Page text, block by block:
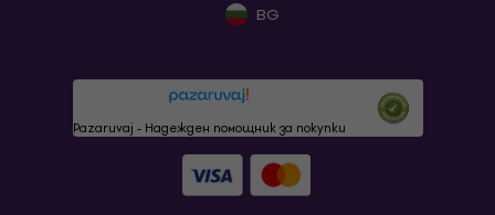
BG
Pazaruvaj - Надежден помощник за покупки